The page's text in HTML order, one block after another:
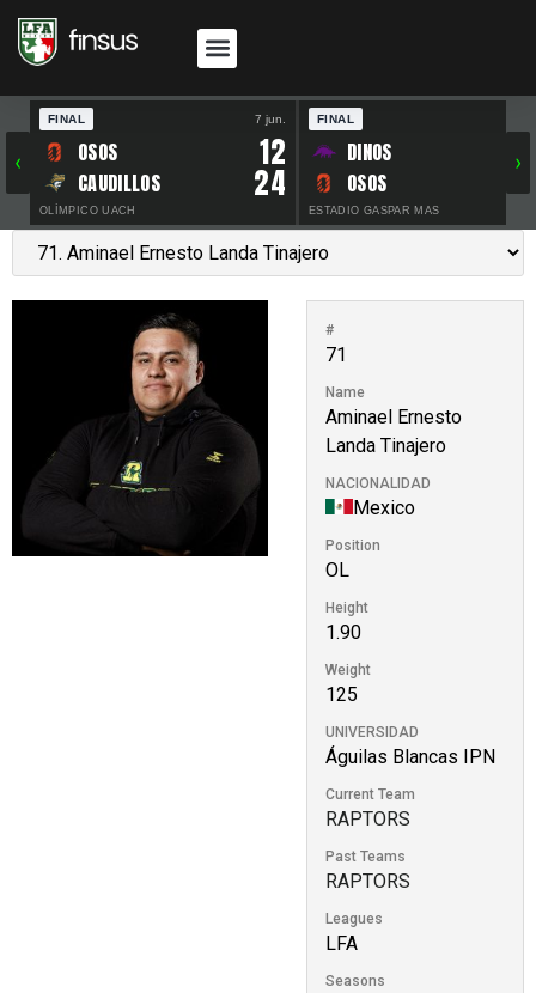
‹
FINAL 7 jun.
OSOS 12
CAUDILLOS 24
OLÍMPICO UACH
FINAL
DINOS
OSOS
ESTADIO GASPAR MAS
›
#
71
Name
Aminael Ernesto
Landa Tinajero
NACIONALIDAD
Mexico
Position
OL
Height
1.90
Weight
125
UNIVERSIDAD
Águilas Blancas IPN
Current Team
RAPTORS
Past Teams
RAPTORS
Leagues
LFA
Seasons